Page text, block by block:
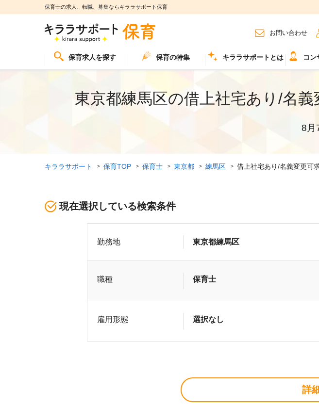
保育士の求人、転職、募集ならキララサポート保育
お問い合わせ
保育求人を探す 保育の特集 キララサポートとは コン
東京都練馬区の借上社宅あり/名
8月
キララサポート 保育TOP 保育士 東京都 練馬区 借上社宅あり/名義変更可
現在選択している検索条件
勤務地 東京都練馬区
職種 保育士
雇用形態 選択なし
詳